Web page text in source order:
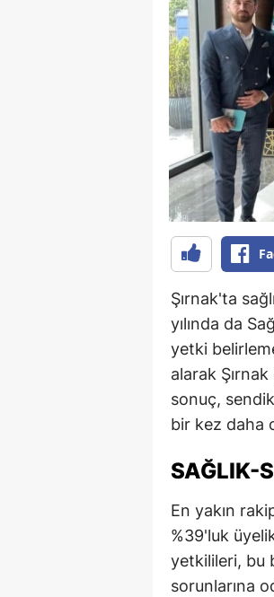
Şırnak'ta
yılında da
yetki
alarak
sonuç,
bir kez daha
SAĞLIK-
En yakın
%39'luk
yetkilileri, bu
sorunlarına